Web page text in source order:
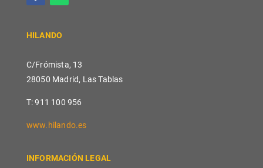
HILANDO
C/Frómista, 13
28050 Madrid, Las Tablas
T: 911 100 956
www.hilando.es
INFORMACIÓN LEGAL